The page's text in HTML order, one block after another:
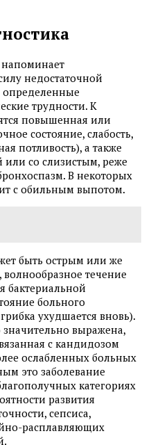
недостаточной
определенные
трудности. К
повышенная или
состояние, слабость,
потливость), а также
или со слизистым, реже
В некоторых
с обильным выпотом.
быть острым или же
течение
бактериальной
больного
ухудшается вновь).
выражена,
с кандидозом
ослабленных больных
это заболевание
категориях
развития
сепсиса,
расплавляющих